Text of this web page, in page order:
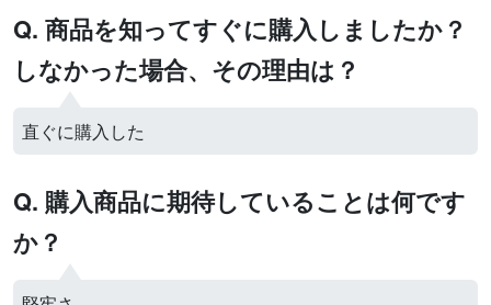
Q. 商品を知ってすぐに購入しましたか？
しなかった場合、その理由は？
直ぐに購入した
Q. 購入商品に期待していることは何です
か？